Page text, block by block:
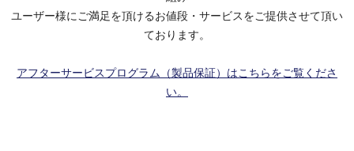
ユーザー様にご満足を頂けるお値段・サービスをご提供させて頂い
ております。
アフターサービスプログラム（製品保証）はこちらをご覧くださ
い。